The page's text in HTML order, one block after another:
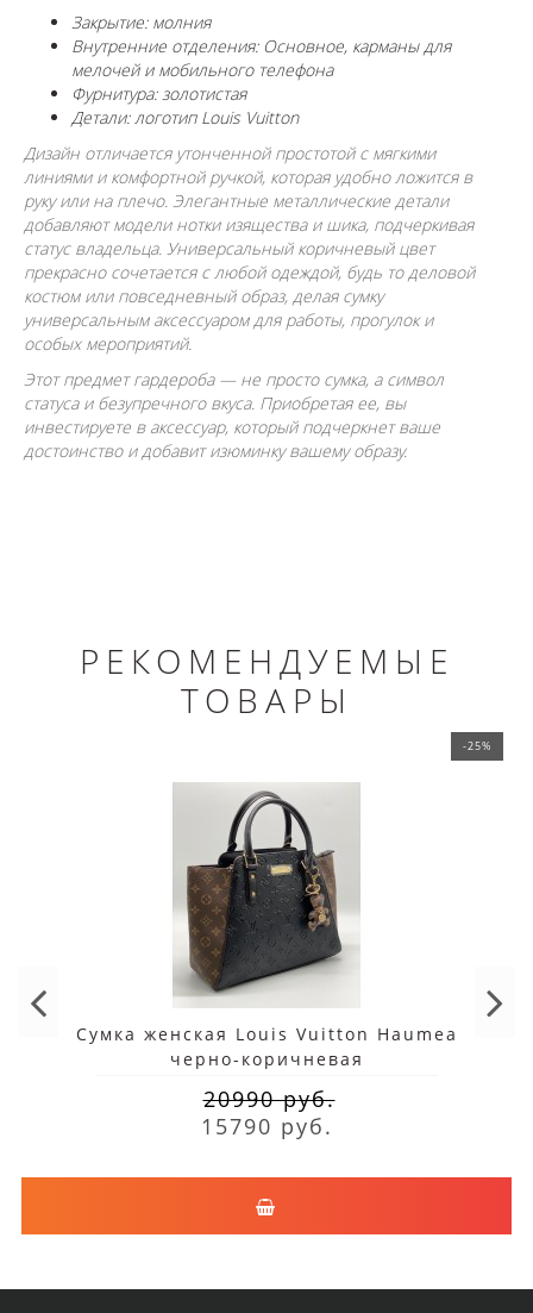
Закрытие: молния
Внутренние отделения: Основное, карманы для
мелочей и мобильного телефона
Фурнитура: золотистая
Детали: логотип Louis Vuitton
Дизайн отличается утонченной простотой с мягкими
линиями и комфортной ручкой, которая удобно ложится в
руку или на плечо. Элегантные металлические детали
добавляют модели нотки изящества и шика, подчеркивая
статус владельца. Универсальный коричневый цвет
прекрасно сочетается с любой одеждой, будь то деловой
костюм или повседневный образ, делая сумку
универсальным аксессуаром для работы, прогулок и
особых мероприятий.
Этот предмет гардероба — не просто сумка, а символ
статуса и безупречного вкуса. Приобретая ее, вы
инвестируете в аксессуар, который подчеркнет ваше
достоинство и добавит изюминку вашему образу.
РЕКОМЕНДУЕМЫЕ
ТОВАРЫ
-25%
Сумка женская Louis Vuitton Haumea
черно-коричневая
20990 руб.
15790 руб.